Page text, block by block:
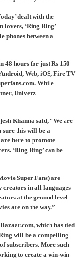
dealt with the
lovers, ‘Ring Ring’
phones between a
48 hours for just Rs 150
Web, iOS, Fire TV
While
Univerz
Khanna said, “We are
sure this will be a
here to promote
‘Ring Ring’ can be
Super Fans) are
creators in all languages
at the ground level.
are on the way.”
which has tied
will be a compelling
subscribers. More such
to create a win-win